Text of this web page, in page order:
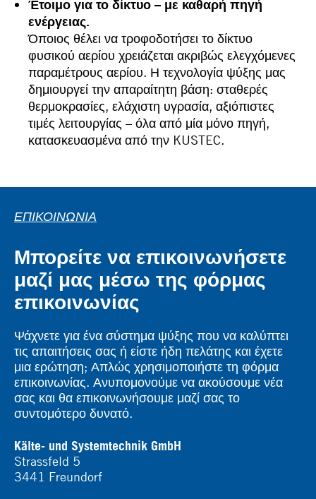
Έτοιμο για το δίκτυο – με καθαρή πηγή
ενέργειας.
Όποιος θέλει να τροφοδοτήσει το δίκτυο
φυσικού αερίου χρειάζεται ακριβώς ελεγχόμενες
παραμέτρους αερίου. Η τεχνολογία ψύξης μας
δημιουργεί την απαραίτητη βάση: σταθερές
θερμοκρασίες, ελάχιστη υγρασία, αξιόπιστες
τιμές λειτουργίας – όλα από μία μόνο πηγή,
κατασκευασμένα από την KUSTEC.
ΕΠΙΚΟΙΝΩΝΊΑ
Μπορείτε να επικοινωνήσετε
μαζί μας μέσω της φόρμας
επικοινωνίας
Ψάχνετε για ένα σύστημα ψύξης που να καλύπτει
τις απαιτήσεις σας ή είστε ήδη πελάτης και έχετε
μια ερώτηση; Απλώς χρησιμοποιήστε τη φόρμα
επικοινωνίας. Ανυπομονούμε να ακούσουμε νέα
σας και θα επικοινωνήσουμε μαζί σας το
συντομότερο δυνατό.
Kälte- und Systemtechnik GmbH
Strassfeld 5
3441 Freundorf